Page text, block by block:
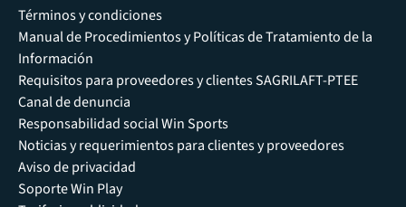
Términos y condiciones
Manual de Procedimientos y Políticas de Tratamiento de la
Información
Requisitos para proveedores y clientes SAGRILAFT-PTEE
Canal de denuncia
Responsabilidad social Win Sports
Noticias y requerimientos para clientes y proveedores
Aviso de privacidad
Soporte Win Play